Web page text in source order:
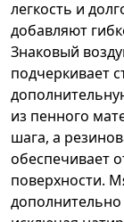
легкость и
добавляют
Знаковый
подчеркивает
из пенного
шага, а
обеспечивает
поверхности.